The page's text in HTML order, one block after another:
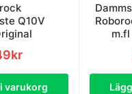
Q10V
kr
varukorg